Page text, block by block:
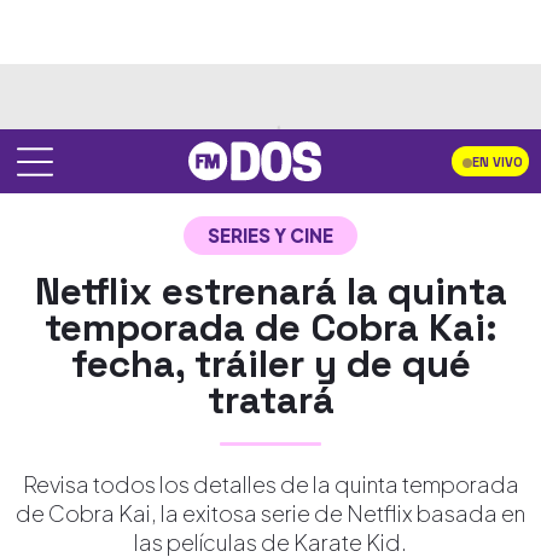
EN VIVO
SERIES Y CINE
Netflix estrenará la quinta
temporada de Cobra Kai:
fecha, tráiler y de qué
tratará
Revisa todos los detalles de la quinta temporada
de Cobra Kai, la exitosa serie de Netflix basada en
las películas de Karate Kid.